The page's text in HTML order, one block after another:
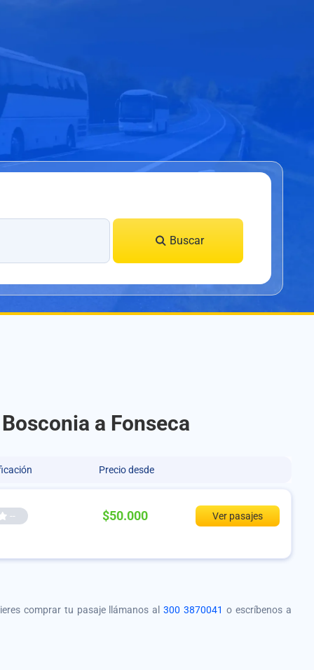
Buscar
a Fonseca
Precio desde
-- $50.000 Ver pasajes
comprar tu pasaje llámanos al300 3870041 o escríbenos a